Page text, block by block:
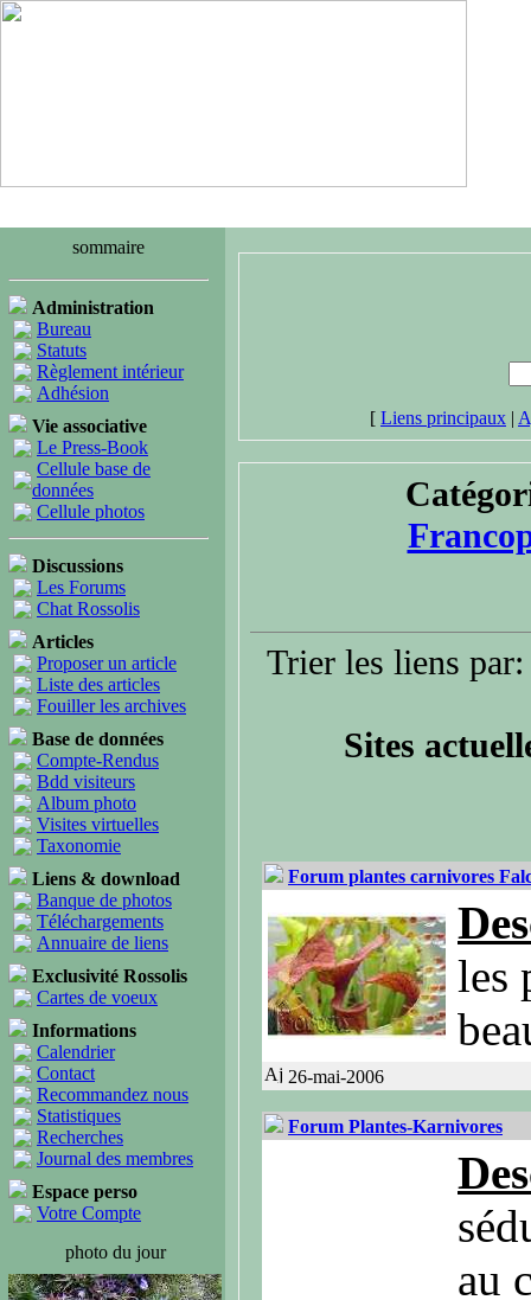
sommaire
Administration
Bureau
Statuts
Règlement intérieur
Adhésion
Vie associative
Le Press-Book
Cellule base de
données
Cellule photos
Discussions
Les Forums
Chat Rossolis
Articles
Proposer un article
Liste des articles
Fouiller les archives
Base de données
Compte-Rendus
Bdd visiteurs
Album photo
Visites virtuelles
Taxonomie
Liens & download
Banque de photos
Téléchargements
Annuaire de liens
Exclusivité Rossolis
Cartes de voeux
Informations
Calendrier
Contact
Recommandez nous
Statistiques
Recherches
Journal des membres
Espace perso
Votre Compte
photo du jour
[ Liens principaux |
Trier les liens
Sites
Forum plantes carnivores
les
26-mai-2006
Forum Plantes-Karnivores
au